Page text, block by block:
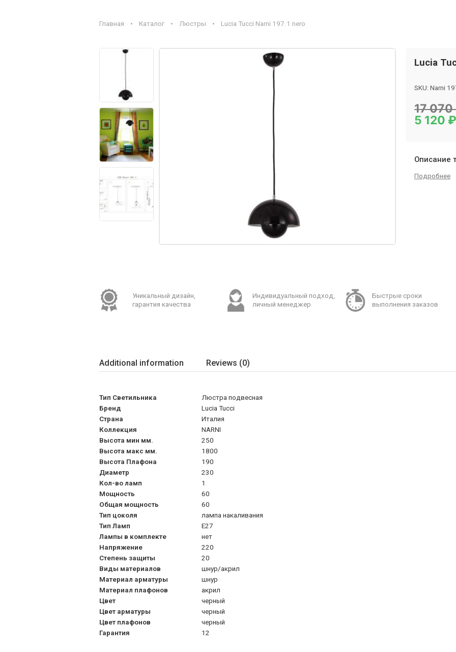
Главная • Каталог• Люстры • Lucia Tucci Narni 197.1 nero
Lucia
SKU: Narni
Category:
17 070
5 120 ₽
Описание
Подробнее
Уникальный дизайн,
гарантия качества
Индивидуальный подход,
личный менеджер
Быстрые сроки
выполнения заказов
Additional information Reviews (0)
Тип Светильника
Люстра подвесная
Бренд
Lucia Tucci
Страна
Италия
Коллекция
NARNI
Высота мин мм.
250
Высота макс мм.
1800
Высота Плафона
190
Диаметр
230
Кол-во ламп
1
Мощность
60
Общая мощность
60
Тип цоколя
лампа накаливания
Тип Ламп
Е27
Лампы в комплекте
нет
Напряжение
220
Степень защиты
20
Виды материалов
шнур/акрил
Материал арматуры
шнур
Материал плафонов
акрил
Цвет
черный
Цвет арматуры
черный
Цвет плафонов
черный
Гарантия
12